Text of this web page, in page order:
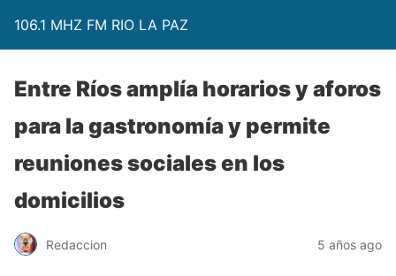
106.1 MHZ FM RIO LA PAZ
Entre Ríos amplía horarios y aforos
para la gastronomía y permite
reuniones sociales en los
domicilios
Redaccion 5 años ago